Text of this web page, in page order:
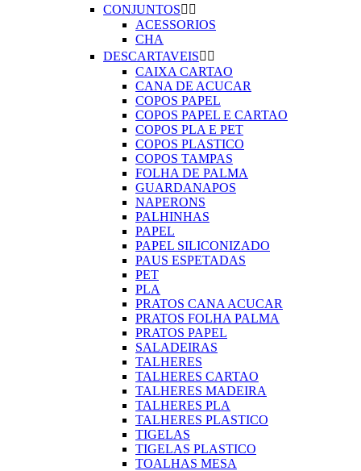
CONJUNTOS 
ACESSORIOS
CHA
DESCARTAVEIS 
CAIXA CARTAO
CANA DE ACUCAR
COPOS PAPEL
COPOS PAPEL E CARTAO
COPOS PLA E PET
COPOS PLASTICO
COPOS TAMPAS
FOLHA DE PALMA
GUARDANAPOS
NAPERONS
PALHINHAS
PAPEL
PAPEL SILICONIZADO
PAUS ESPETADAS
PET
PLA
PRATOS CANA ACUCAR
PRATOS FOLHA PALMA
PRATOS PAPEL
SALADEIRAS
TALHERES
TALHERES CARTAO
TALHERES MADEIRA
TALHERES PLA
TALHERES PLASTICO
TIGELAS
TIGELAS PLASTICO
TOALHAS MESA